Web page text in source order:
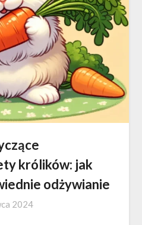
królików: jak
odżywianie
2024